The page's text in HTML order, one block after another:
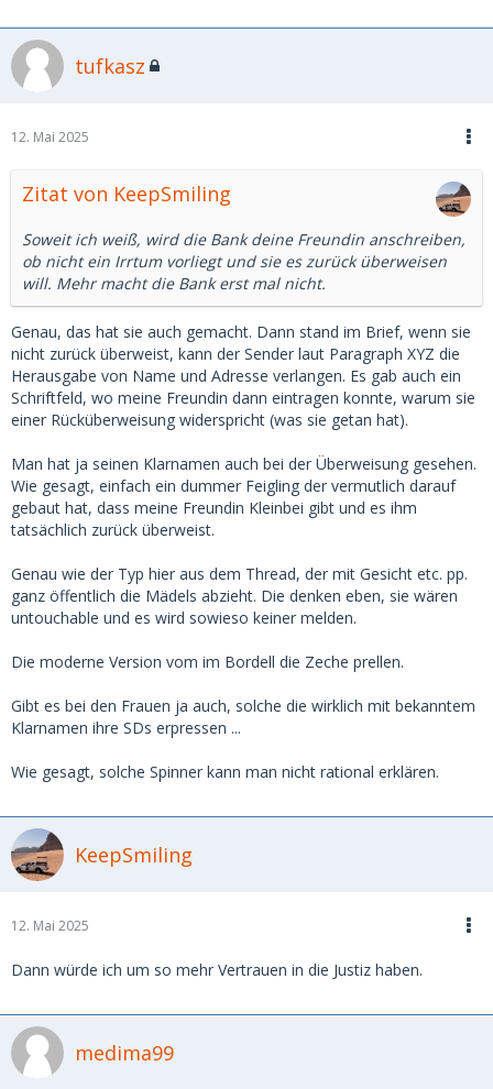
wissen ja auch nicht wieviel es war)
da sie nicht zurügezahlt hat dann :
2. Er will (egal aus welcher Motivation) die Sache evtl.
Unwahrscheinlichste und pure Spekulation.
Jemand mit einem öffentlichen Amt ist auf seine Reputation
bedacht und wird sich nicht wegen einer solchen Sache in
den strafbaren Bereich begeben, zudem die Verbindung zu
ihm ganz leicht herzuleiten ist. Anders wäre es, wenn es
sich bei dem "Kunden" um ein NoNo oder schlimmer noch,
jemandem mit zwielichtigen Ruf, um es mal vorsichtig zu
sagen, handeln würde.
tufkasz
12. Mai 2025
Zitat von KeepSmiling
Soweit ich weiß, wird die Bank deine Freundin anschreiben,
ob nicht ein Irrtum vorliegt und sie es zurück überweisen
will. Mehr macht die Bank erst mal nicht.
Genau, das hat sie auch gemacht. Dann stand im Brief, wenn sie
nicht zurück überweist, kann der Sender laut Paragraph XYZ die
Herausgabe von Name und Adresse verlangen. Es gab auch ein
Schriftfeld, wo meine Freundin dann eintragen konnte, warum sie
einer Rücküberweisung widerspricht (was sie getan hat).
Man hat ja seinen Klarnamen auch bei der Überweisung gesehen.
Wie gesagt, einfach ein dummer Feigling der vermutlich darauf
gebaut hat, dass meine Freundin Kleinbei gibt und es ihm
tatsächlich zurück überweist.
Genau wie der Typ hier aus dem Thread, der mit Gesicht etc. pp.
ganz öffentlich die Mädels abzieht. Die denken eben, sie wären
untouchable und es wird sowieso keiner melden.
Die moderne Version vom im Bordell die Zeche prellen.
Gibt es bei den Frauen ja auch, solche die wirklich mit bekanntem
Klarnamen ihre SDs erpressen ...
Wie gesagt, solche Spinner kann man nicht rational erklären.
KeepSmiling
12. Mai 2025
Dann würde ich um so mehr Vertrauen in die Justiz haben.
medima99